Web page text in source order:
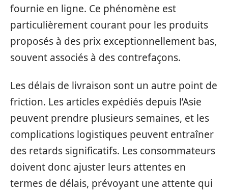
fournie en ligne. Ce phénomène est
particulièrement courant pour les produits
proposés à des prix exceptionnellement bas,
souvent associés à des contrefaçons.
Les délais de livraison sont un autre point de
friction. Les articles expédiés depuis l’Asie
peuvent prendre plusieurs semaines, et les
complications logistiques peuvent entraîner
des retards significatifs. Les consommateurs
doivent donc ajuster leurs attentes en
termes de délais, prévoyant une attente qui